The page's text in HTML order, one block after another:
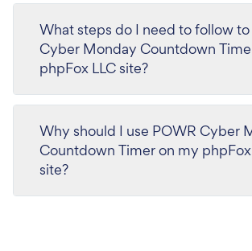
What steps do I need to follow
Cyber Monday Countdown
phpFox LLC site?
Why should I use POWR Cyber
Countdown Timer on my phpFox
site?